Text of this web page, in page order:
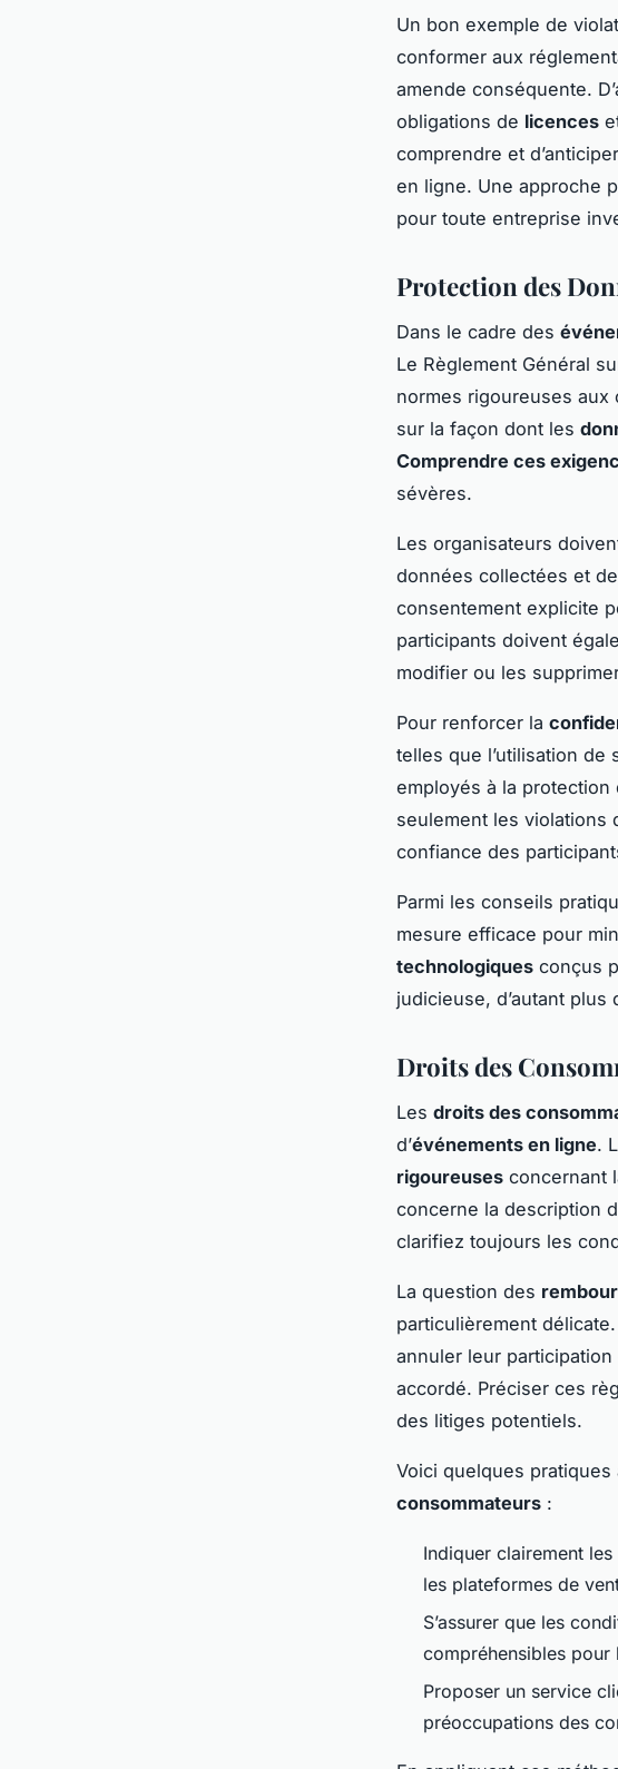
Un bon exemple de
conformer aux
amende conséquente.
obligations de licences
comprendre et
en ligne. Une approche
pour toute entreprise
Protection des
Dans le cadre des
Le Règlement Général
normes rigoureuses aux
sur la façon dont les
Comprendre ces
sévères.
Les organisateurs
données collectées et
consentement explicite
participants doivent
modifier ou les
Pour renforcer la
telles que l’utilisation
employés à la protection
seulement les violations
confiance des
Parmi les conseils
mesure efficace pour
technologiques conçus
judicieuse, d’autant
Droits des
Les droits des
d’événements en ligne.
rigoureuses concernant
concerne la description
clarifiez toujours les
La question des
particulièrement
annuler leur
accordé. Préciser ces
des litiges potentiels.
Voici quelques
consommateurs :
Indiquer clairement
les plateformes de
S’assurer que les
compréhensibles pour
Proposer un service
préoccupations des